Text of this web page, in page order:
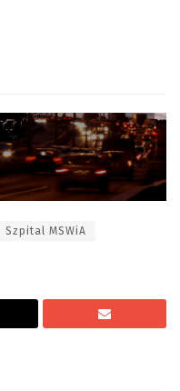
Szpital MSWiA